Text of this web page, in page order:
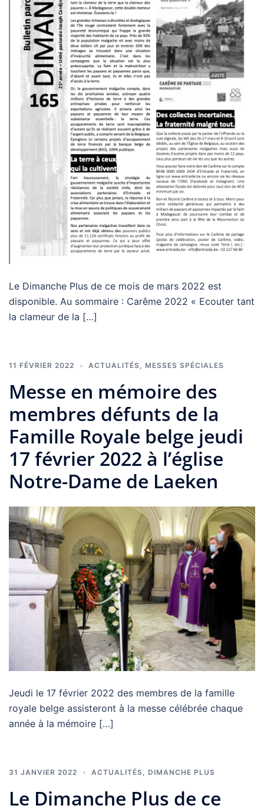
Le Dimanche Plus de ce mois de mars 2022 est
disponible. Au sommaire : Carême 2022 « Ecouter tant
la clameur de la […]
11 FÉVRIER 2022 ACTUALITÉS MESSES SPÉCIALES
Messe en mémoire des
membres défunts de la
Famille Royale belge jeudi
17 février 2022 à l’église
Notre-Dame de Laeken
Jeudi le 17 février 2022 des membres de la famille
royale belge assisteront à la messe célébrée chaque
année à la mémoire […]
31 JANVIER 2022 ACTUALITÉS DIMANCHE PLUS
Le Dimanche Plus de ce